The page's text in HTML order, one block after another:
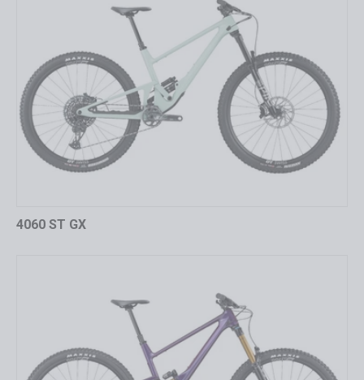
4060 ST GX